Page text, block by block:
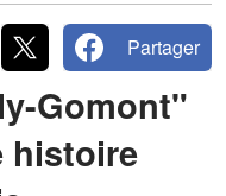
Partager
Gomont"
histoire